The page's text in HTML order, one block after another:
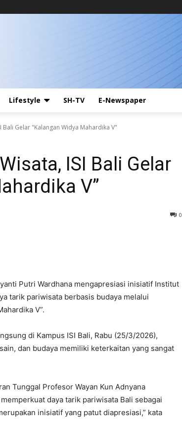
Lifestyle SH-TV E-Newspaper
Bali Gelar "Kalangan Widya Mahardika V"
ISI Bali Gelar
V”
0
Putri Wardhana mengapresiasi inisiatif Institut
tarik pariwisata berbasis budaya melalui
V”.
di Kampus ISI Bali, Rabu (25/3/2026),
dan budaya memiliki keterkaitan yang sangat
Tunggal Profesor Wayan Kun Adnyana
daya tarik pariwisata Bali sebagai
inisiatif yang patut diapresiasi,” kata